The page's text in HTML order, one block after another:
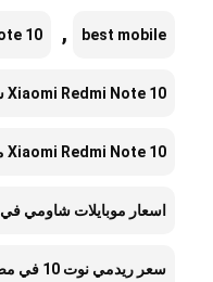
best mobile
,
10
Xiaomi Redmi Note 10 سعر
Xiaomi Redmi Note 10 مواصفات
اسعار موبايلات شاومي
سعر ريدمي نوت 10 في مصر